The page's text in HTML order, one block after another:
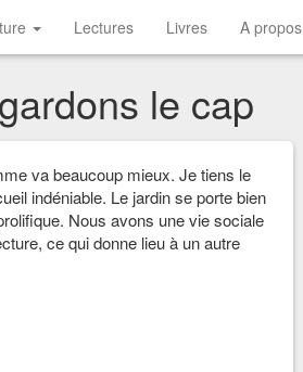
Lectures Livres A propos
le cap
va beaucoup mieux. Je tiens le
indéniable. Le jardin se porte bien
Nous avons une vie sociale
ce qui donne lieu à un autre